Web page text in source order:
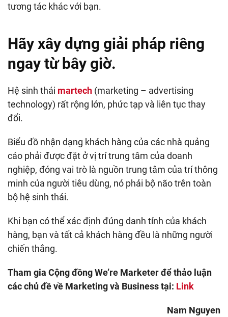
tương tác khác với bạn.
Hãy xây dựng giải pháp riêng
ngay từ bây giờ.
Hệ sinh thái martech (marketing – advertising
technology) rất rộng lớn, phức tạp và liên tục thay
đổi.
Biểu đồ nhận dạng khách hàng của các nhà quảng
cáo phải được đặt ở vị trí trung tâm của doanh
nghiệp, đóng vai trò là nguồn trung tâm của trí thông
minh của người tiêu dùng, nó phải bộ não trên toàn
bộ hệ sinh thái.
Khi bạn có thể xác định đúng danh tính của khách
hàng, bạn và tất cả khách hàng đều là những người
chiến thắng.
Tham gia Cộng đồng We’re Marketer để thảo luận
các chủ đề về Marketing và Business tại: Link
Nam Nguyen